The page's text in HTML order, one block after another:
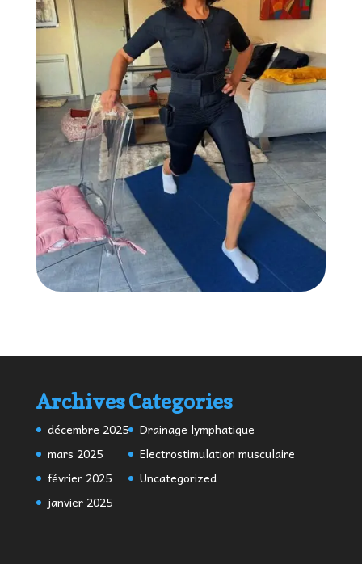
Archives
décembre 2025
mars 2025
février 2025
janvier 2025
Categories
Drainage lymphatique
Electrostimulation musculaire
Uncategorized